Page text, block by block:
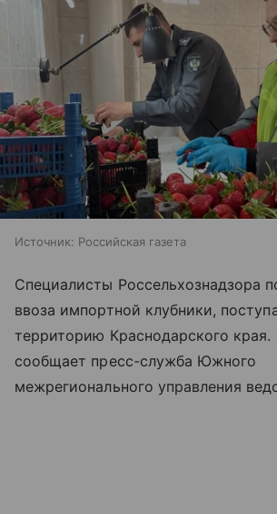
Источник: Российская газета
Специалисты Россельхознадзора
ввоза импортной клубники,
территорию Краснодарского
сообщает пресс-служба Южного
межрегионального управления